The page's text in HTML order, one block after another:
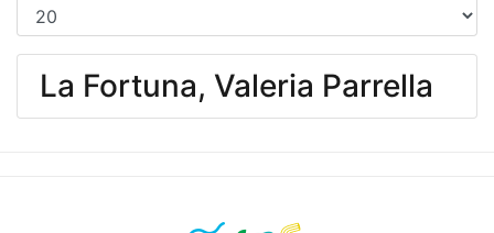
La Fortuna, Valeria Parrella